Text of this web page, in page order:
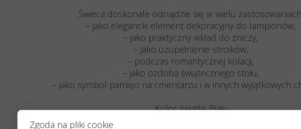
Świeca doskonale odnajdzie się w wielu
– jako elegancki element dekoracyjny do lampionów,
– jako praktyczny wkład do zniczy,
– jako uzupełnienie stroików,
– podczas romantycznej kolacji,
– jako ozdoba świątecznego stołu,
– jako symbol pamięci na cmentarzu i w innych wyjątkowych
Kolor światła: Biały
Wymiary do wyboru: 12,5 cm, 15 cm (wysokość) | 5,5 cm
Zgoda na pliki cookie